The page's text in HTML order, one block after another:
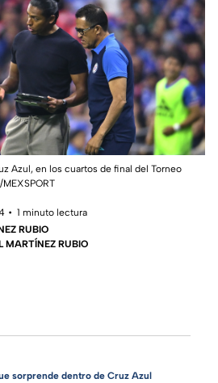
Azul, en los cuartos de final del Torneo
1 minuto lectura
RUBIO
MARTÍNEZ RUBIO
sorprende dentro de Cruz Azul